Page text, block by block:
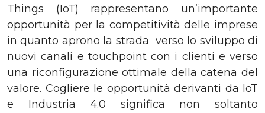
Things (IoT) rappresentano un’importante
opportunità per la competitività delle imprese
in quanto aprono la strada verso lo sviluppo di
nuovi canali e touchpoint con i clienti e verso
una riconfigurazione ottimale della catena del
valore. Cogliere le opportunità derivanti da IoT
e Industria 4.0 significa non soltanto